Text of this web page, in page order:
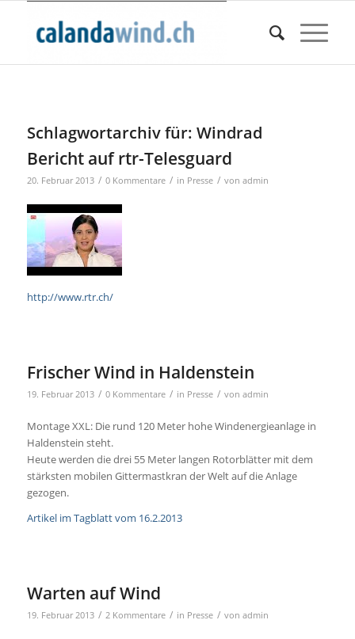
Schlagwortarchiv für: Windrad
Bericht auf rtr-Telesguard
20. Februar 2013 / 0 Kommentare / in Presse / von admin
http://www.rtr.ch/
Frischer Wind in Haldenstein
19. Februar 2013 / 0 Kommentare / in Presse / von admin
Montage XXL: Die rund 120 Meter hohe Windenergieanlage in
Haldenstein steht.
Heute werden die drei 55 Meter langen Rotorblätter mit dem
stärksten mobilen Gittermastkran der Welt auf die Anlage
gezogen.
Artikel im Tagblatt vom 16.2.2013
Warten auf Wind
19. Februar 2013 / 2 Kommentare / in Presse / von admin